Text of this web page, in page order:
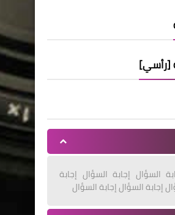
[رأسي]
السؤال إجابة السؤال إجابة
إجابة السؤال إجابة السؤال